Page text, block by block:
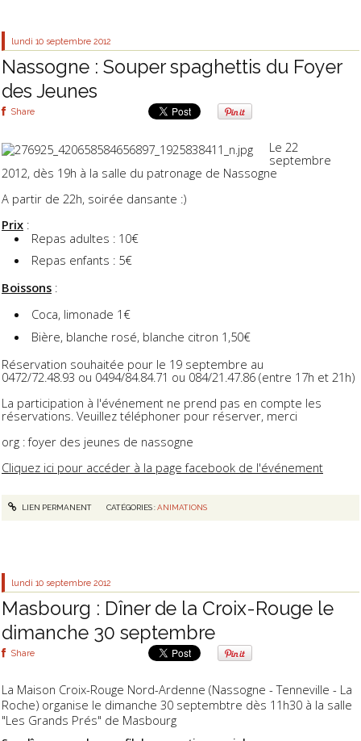
lundi 10 septembre 2012
Nassogne : Souper spaghettis du Foyer
des Jeunes
Share
Le 22
septembre
2012, dès 19h à la salle du patronage de Nassogne
A partir de 22h, soirée dansante :)
Prix :
Repas adultes : 10€
Repas enfants : 5€
Boissons :
Coca, limonade 1€
Bière, blanche rosé, blanche citron 1,50€
Réservation souhaitée pour le 19 septembre au
0472/72.48.93 ou 0494/84.84.71 ou 084/21.47.86 (entre 17h et 21h)
La participation à l'événement ne prend pas en compte les
réservations. Veuillez téléphoner pour réserver, merci
org : foyer des jeunes de nassogne
Cliquez ici pour accéder à la page facebook de l'événement
LIEN PERMANENT CATÉGORIES :ANIMATIONS
lundi 10 septembre 2012
Masbourg : Dîner de la Croix-Rouge le
dimanche 30 septembre
Share
La Maison Croix-Rouge Nord-Ardenne (Nassogne - Tenneville - La
Roche) organise le dimanche 30 septembtre dès 11h30 à la salle
"Les Grands Prés" de Masbourg